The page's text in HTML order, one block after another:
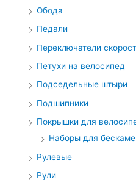
Обода
Педали
Переключатели
Петухи на велосипед
Подседельные штыри
Подшипники
Покрышки для
Наборы для
Рулевые
Рули